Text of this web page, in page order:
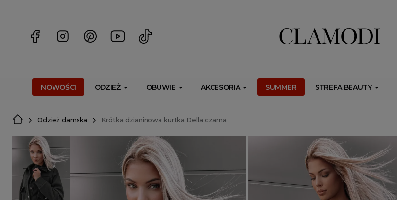
NOWOŚCI ODZIEŻ OBUWIE AKCESORIA SUMMER STREFA BEAUTY
Odzież damska Krótka dzianinowa kurtka Della czarna